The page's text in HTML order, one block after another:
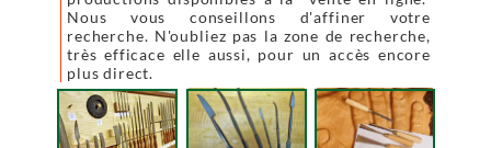
Nous vous conseillons d'affiner votre
recherche. N'oubliez pas la zone de recherche,
très efficace elle aussi, pour un accès encore
plus direct.